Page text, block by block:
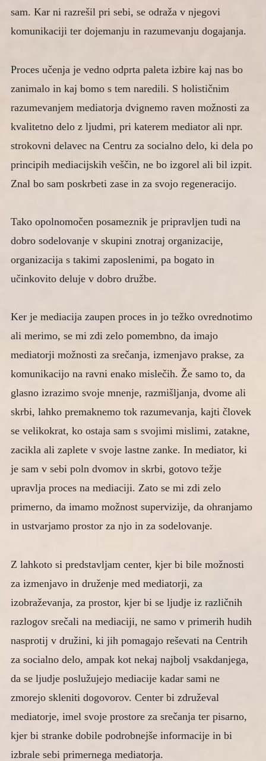
sam. Kar ni razrešil pri sebi, se odraža v njegovi
komunikaciji ter dojemanju in razumevanju dogajanja.
Proces učenja je vedno odprta paleta izbire kaj nas bo
zanimalo in kaj bomo s tem naredili. S holističnim
razumevanjem mediatorja dvignemo raven možnosti za
kvalitetno delo z ljudmi, pri katerem mediator ali npr.
strokovni delavec na Centru za socialno delo, ki dela po
principih mediacijskih veščin, ne bo izgorel ali bil izpit.
Znal bo sam poskrbeti zase in za svojo regeneracijo.
Tako opolnomočen posameznik je pripravljen tudi na
dobro sodelovanje v skupini znotraj organizacije,
organizacija s takimi zaposlenimi, pa bogato in
učinkovito deluje v dobro družbe.
Ker je mediacija zaupen proces in jo težko ovrednotimo
ali merimo, se mi zdi zelo pomembno, da imajo
mediatorji možnosti za srečanja, izmenjavo prakse, za
komunikacijo na ravni enako mislečih. Že samo to, da
glasno izrazimo svoje mnenje, razmišljanja, dvome ali
skrbi, lahko premaknemo tok razumevanja, kajti človek
se velikokrat, ko ostaja sam s svojimi mislimi, zatakne,
zacikla ali zaplete v svoje lastne zanke. In mediator, ki
je sam v sebi poln dvomov in skrbi, gotovo težje
upravlja proces na mediaciji. Zato se mi zdi zelo
primerno, da imamo možnost supervizije, da ohranjamo
in ustvarjamo prostor za njo in za sodelovanje.
Z lahkoto si predstavljam center, kjer bi bile možnosti
za izmenjavo in druženje med mediatorji, za
izobraževanja, za prostor, kjer bi se ljudje iz različnih
razlogov srečali na mediaciji, ne samo v primerih hudih
nasprotij v družini, ki jih pomagajo reševati na Centrih
za socialno delo, ampak kot nekaj najbolj vsakdanjega,
da se ljudje poslužujejo mediacije kadar sami ne
zmorejo skleniti dogovorov. Center bi združeval
mediatorje, imel svoje prostore za srečanja ter pisarno,
kjer bi stranke dobile podrobnejše informacije in bi
izbrale sebi primernega mediatorja.